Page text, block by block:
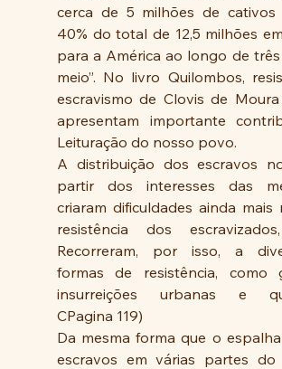
cerca de 5 milhões de cativos
40% do total de 12,5 milhões
para a América ao longo de
meio”. No livro Quilombos,
escravismo de Clovis de
apresentam importante
Leituração do nosso povo.
A distribuição dos escravos
partir dos interesses das
criaram dificuldades ainda mais
resistência dos
Recorreram, por isso, a
formas de resistência, como
insurreições urbanas e
CPagina 119)
Da mesma forma que o
escravos em várias partes do